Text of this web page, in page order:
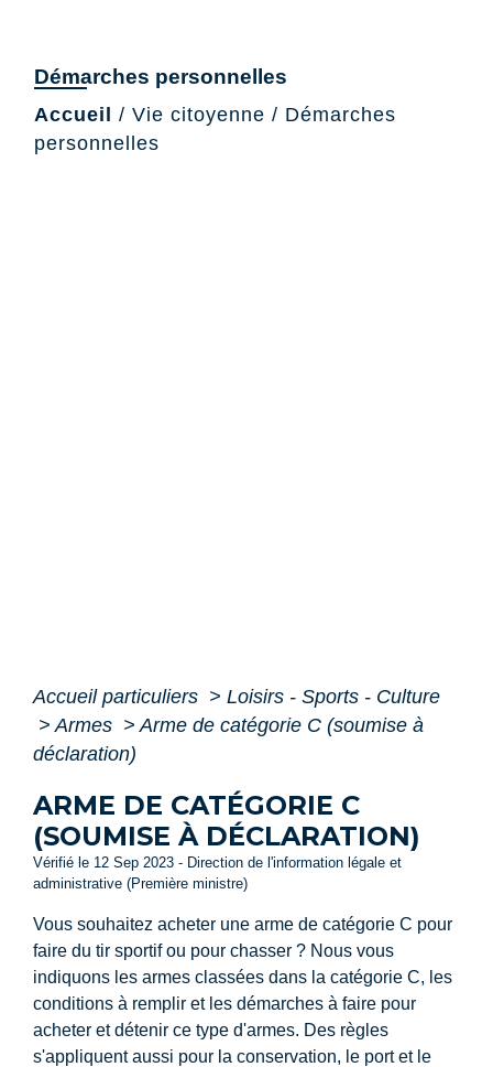
Démarches personnelles
Accueil / Vie citoyenne / Démarches
personnelles
Accueil particuliers > Loisirs - Sports - Culture
> Armes > Arme de catégorie C (soumise à
déclaration)
ARME DE CATÉGORIE C
(SOUMISE À DÉCLARATION)
Vérifié le 12 Sep 2023 - Direction de l'information légale et
administrative (Première ministre)
Vous souhaitez acheter une arme de catégorie C pour
faire du tir sportif ou pour chasser ? Nous vous
indiquons les armes classées dans la catégorie C, les
conditions à remplir et les démarches à faire pour
acheter et détenir ce type d'armes. Des règles
s'appliquent aussi pour la conservation, le port et le